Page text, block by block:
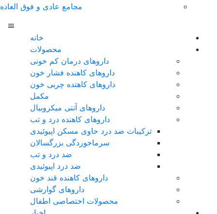
مجامع عادی و فوق العاده
خانه
محصولات
داروهای درمان کم خونی
داروهای کاهنده فشار خون
داروهای کاهنده چربی خون
مکمل
داروهای آنتی میکروبیال
داروهای کاهنده درد و تب
ترکیبات ضد درد حاوی مسکن اپیوئیدی
سرماخوردگی بزرگسالان
ضد درد و تب
ضد درد اپیوئیدی
داروهای کاهنده قند خون
داروهای گوارشی
محصولات اختصاصی اطفال